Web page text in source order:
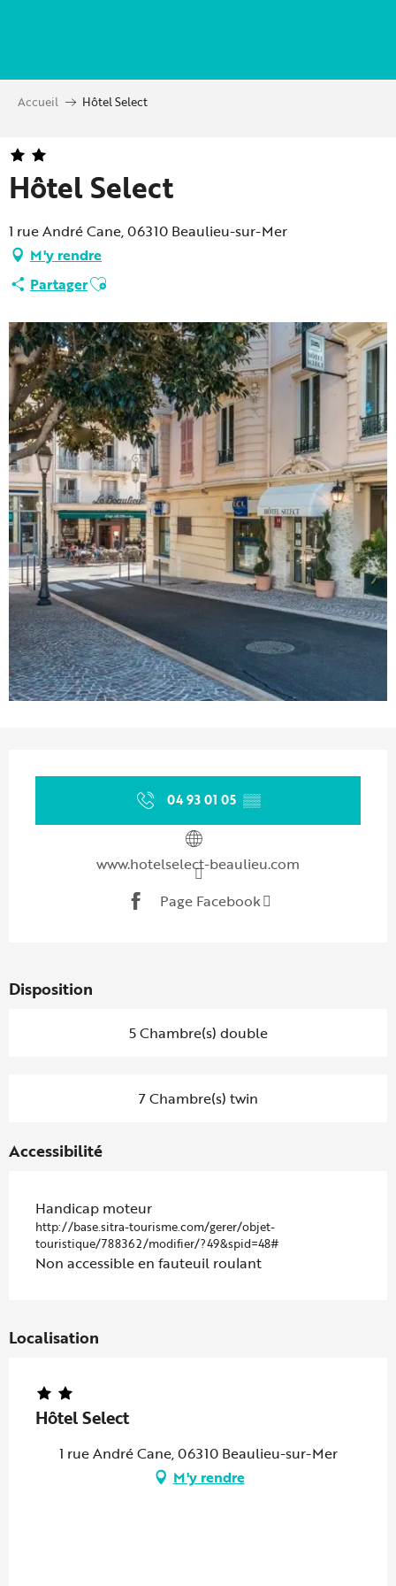
principal
Accueil Hôtel Select
Hôtel Select
1 rue André Cane, 06310 Beaulieu-sur-Mer
M'y rendre
PartagerAjouter aux favoris
04 93 01 05 ▒▒
www.hotelselect-beaulieu.com
Page Facebook
Disposition
5 Chambre(s) double
7 Chambre(s) twin
Accessibilité
Handicap moteur
http://base.sitra-tourisme.com/gerer/objet-
touristique/788362/modifier/?49&spid=48#
Non accessible en fauteuil roulant
Localisation
Hôtel Select
1 rue André Cane, 06310 Beaulieu-sur-Mer
M'y rendre